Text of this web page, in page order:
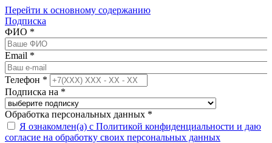
Перейти к основному содержанию
Подписка
ФИО *
Email *
Телефон *
Подписка на *
Обработка персональных данных *
Я ознакомлен(а) с Политикой конфиденциальности и даю
согласие на обработку своих персональных данных